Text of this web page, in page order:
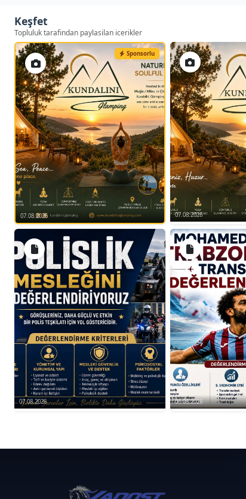
Keşfet
Topluluk tarafindan paylasilan icerikler
Sponsorlu
07.08.2026 07.08.2026
07.08.2026 06.08.2026